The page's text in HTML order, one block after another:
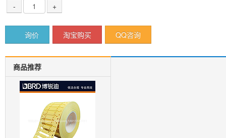
- +
询价 淘宝购买 QQ咨询
商品推荐